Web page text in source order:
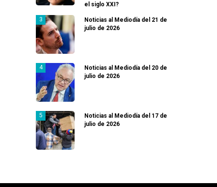
el siglo XXI?
Noticias al Mediodía del 21 de
julio de 2026
Noticias al Mediodía del 20 de
julio de 2026
Noticias al Mediodía del 17 de
julio de 2026